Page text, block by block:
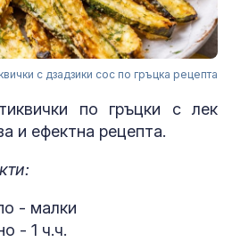
с дзадзики сос по гръцка рецепта
по гръцки с лек
и ефектна рецепта.
- малки
- 1 ч.ч.